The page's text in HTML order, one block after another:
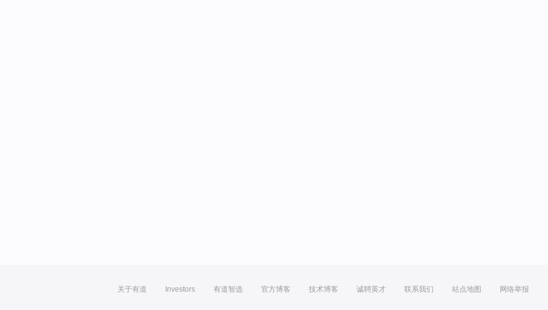
关于有道 Investors 有道智选 官方博客 技术博客 诚聘英才 联系我们 站点地图 网络举报